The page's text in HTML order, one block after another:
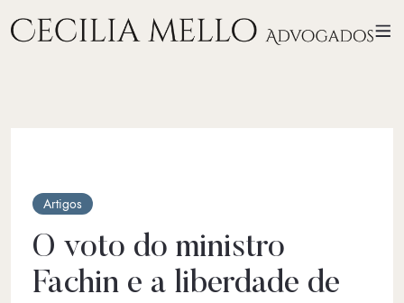
Artigos
O voto do ministro
Fachin e a liberdade de